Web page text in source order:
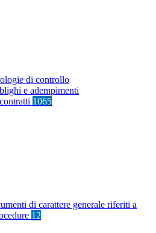
di controllo
e adempimenti
1065
di carattere generale riferiti a
12